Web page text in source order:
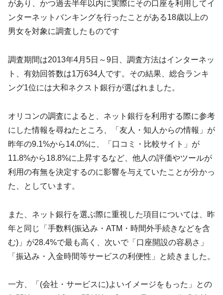
があり、かつ過去半年以内に実際にその口座を利用してイ
ンターネットバンキングを行ったことがある18歳以上の
男女を対象に調査したものです
調査期間は2013年4月5日～9日、調査方法はインターネッ
ト、有効回答数は1万634人です。その結果、総合ランキ
ング1位には大和ネクスト銀行が選ばれました。
オリコンの調査によると、ネット銀行を利用する際に参考
にした情報を尋ねたところ、「友人・知人からの情報」が
昨年の9.1%から14.0%に、「口コミ・比較サイト」が
11.8%から18.8%に上昇するなど、他人の評価やツールが
利用の有無を決定するのに影響を与えていたことが分かっ
た、としています。
また、ネット銀行を選ぶ際に重視した項目については、昨
年と同じ「手数料(振込み・ATM・時間外手続きなどを含
む)」が28.4%で最も高く、次いで「口座開設の容易さ」
「振込み・入金時間等サービスの利便性」と続きました。
一方、「(会社・サービスに)よいイメージをもった」との